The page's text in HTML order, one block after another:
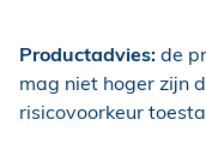
Productadvies:de
mag niet hoger zijn
risicovoorkeur